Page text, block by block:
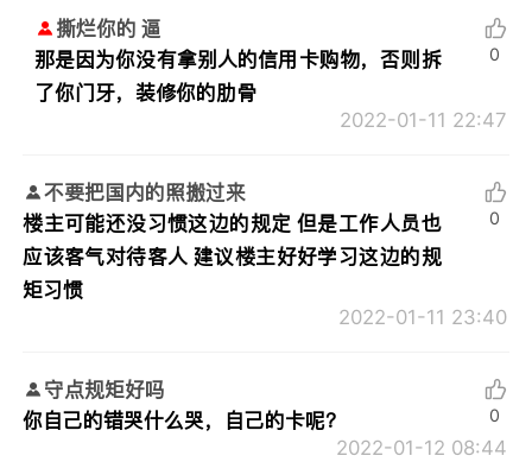
撕烂你的 逼
那是因为你没有拿别人的信用卡购物，否则拆
了你门牙，装修你的肋骨
2022-01-11 22:47
0
不要把国内的照搬过来
楼主可能还没习惯这边的规定 但是工作人员也
应该客气对待客人 建议楼主好好学习这边的规
矩习惯
2022-01-11 23:40
0
守点规矩好吗
你自己的错哭什么哭，自己的卡呢？
2022-01-12 08:44
0